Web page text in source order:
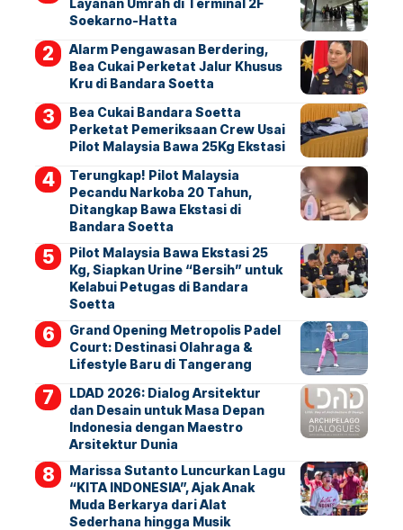
Layanan Umrah di Terminal 2F
Soekarno-Hatta
Alarm Pengawasan Berdering,
Bea Cukai Perketat Jalur Khusus
Kru di Bandara Soetta
Bea Cukai Bandara Soetta
Perketat Pemeriksaan Crew Usai
Pilot Malaysia Bawa 25Kg Ekstasi
Terungkap! Pilot Malaysia
Pecandu Narkoba 20 Tahun,
Ditangkap Bawa Ekstasi di
Bandara Soetta
Pilot Malaysia Bawa Ekstasi 25
Kg, Siapkan Urine “Bersih” untuk
Kelabui Petugas di Bandara
Soetta
Grand Opening Metropolis Padel
Court: Destinasi Olahraga &
Lifestyle Baru di Tangerang
LDAD 2026: Dialog Arsitektur
dan Desain untuk Masa Depan
Indonesia dengan Maestro
Arsitektur Dunia
Marissa Sutanto Luncurkan Lagu
“KITA INDONESIA”, Ajak Anak
Muda Berkarya dari Alat
Sederhana hingga Musik